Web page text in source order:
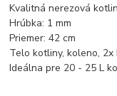
Kvalitná nerezová
Hrúbka: 1 mm
Priemer: 42 cm
Telo kotliny, koleno,
Ideálna pre 20 - 25 L